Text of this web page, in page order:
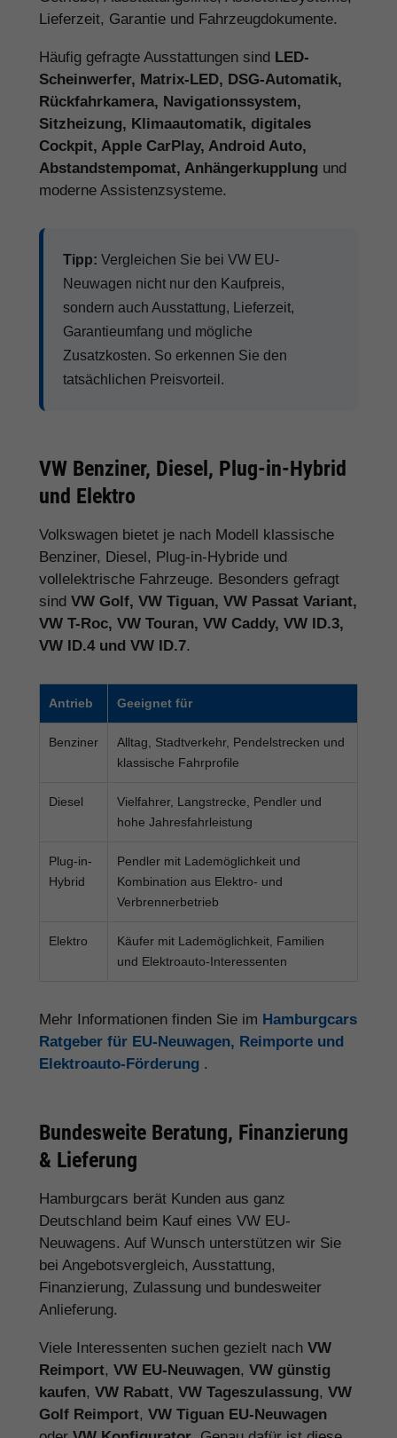
Lieferzeit, Garantie und Fahrzeugdokumente.
Häufig gefragte Ausstattungen sind LED-
Scheinwerfer, Matrix-LED, DSG-Automatik,
Rückfahrkamera, Navigationssystem,
Sitzheizung, Klimaautomatik, digitales
Cockpit, Apple CarPlay, Android Auto,
Abstandstempomat, Anhängerkupplung und
moderne Assistenzsysteme.
Tipp: Vergleichen Sie bei VW EU-
Neuwagen nicht nur den Kaufpreis,
sondern auch Ausstattung, Lieferzeit,
Garantieumfang und mögliche
Zusatzkosten. So erkennen Sie den
tatsächlichen Preisvorteil.
VW Benziner, Diesel, Plug-in-Hybrid
und Elektro
Volkswagen bietet je nach Modell klassische
Benziner, Diesel, Plug-in-Hybride und
vollelektrische Fahrzeuge. Besonders gefragt
sind VW Golf, VW Tiguan, VW Passat Variant,
VW T-Roc, VW Touran, VW Caddy, VW ID.3,
VW ID.4 und VW ID.7.
Antrieb Geeignet für
Benziner
Alltag, Stadtverkehr, Pendelstrecken und
klassische Fahrprofile
Diesel
Vielfahrer, Langstrecke, Pendler und
hohe Jahresfahrleistung
Plug-in-
Hybrid
Pendler mit Lademöglichkeit und
Kombination aus Elektro- und
Verbrennerbetrieb
Elektro
Käufer mit Lademöglichkeit, Familien
und Elektroauto-Interessenten
Mehr Informationen finden Sie im Hamburgcars
Ratgeber für EU-Neuwagen, Reimporte und
Elektroauto-Förderung .
Bundesweite Beratung, Finanzierung
& Lieferung
Hamburgcars berät Kunden aus ganz
Deutschland beim Kauf eines VW EU-
Neuwagens. Auf Wunsch unterstützen wir Sie
bei Angebotsvergleich, Ausstattung,
Finanzierung, Zulassung und bundesweiter
Anlieferung.
Viele Interessenten suchen gezielt nach VW
Reimport, VW EU-Neuwagen, VW günstig
kaufen, VW Rabatt, VW Tageszulassung, VW
Golf Reimport, VW Tiguan EU-Neuwagen